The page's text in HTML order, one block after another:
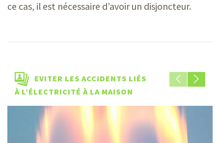
ce cas, il est nécessaire d’avoir un disjoncteur.
EVITER LES ACCIDENTS LIÉS
À L’ÉLECTRICITÉ À LA MAISON